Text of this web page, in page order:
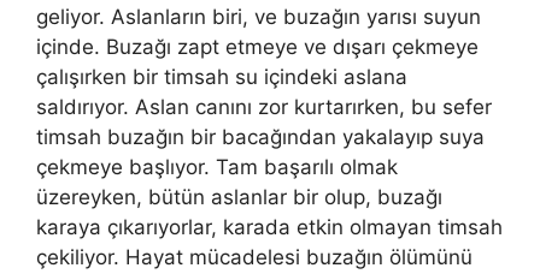
geliyor. Aslanların biri, ve buzağın yarısı suyun
içinde. Buzağı zapt etmeye ve dışarı çekmeye
çalışırken bir timsah su içindeki aslana
saldırıyor. Aslan canını zor kurtarırken, bu sefer
timsah buzağın bir bacağından yakalayıp suya
çekmeye başlıyor. Tam başarılı olmak
üzereyken, bütün aslanlar bir olup, buzağı
karaya çıkarıyorlar, karada etkin olmayan timsah
çekiliyor. Hayat mücadelesi buzağın ölümünü